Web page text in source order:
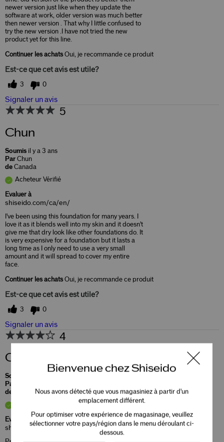
newer version just like when they update the
software at work, older version was much better
then newer version . That why I little confused to
try the new version .I have not tried the new
product yet for this line.
Continuer les achatsOui, je recommande ce produit
Est-ce que cet avis est utile?
3 0
Signaler un avis
5
Chun
Soumis il y a 3 ans
Par Chun
de Canada
Acheteur Vérifié
Evaluer à
shiseido.com/ca/en/
I've been using this foundation for many years. I
love it as it blends well into my skin and it doesn't
give me that dry look like other foundations do. It
is very expensive for a foundation but it lasts a
long time as I only need to use a very small
amount and it will spread to cover my entire
face.
Continuer les achatsOui, je recommande ce produit
Est-ce que cet avis est utile?
3 0
Signaler un avis
4
Colour
Soumis
Par
de
Montreal, QC
Evaluer à
shiseido.com/ca/en/
Bienvenue chez Shiseido
Nous avons détecté que vous magasiniez à partir d'un
emplacement différent.
Pour optimiser votre expérience de magasinage, veuillez
sélectionner votre pays/région dans le menu déroulant ci-
dessous.